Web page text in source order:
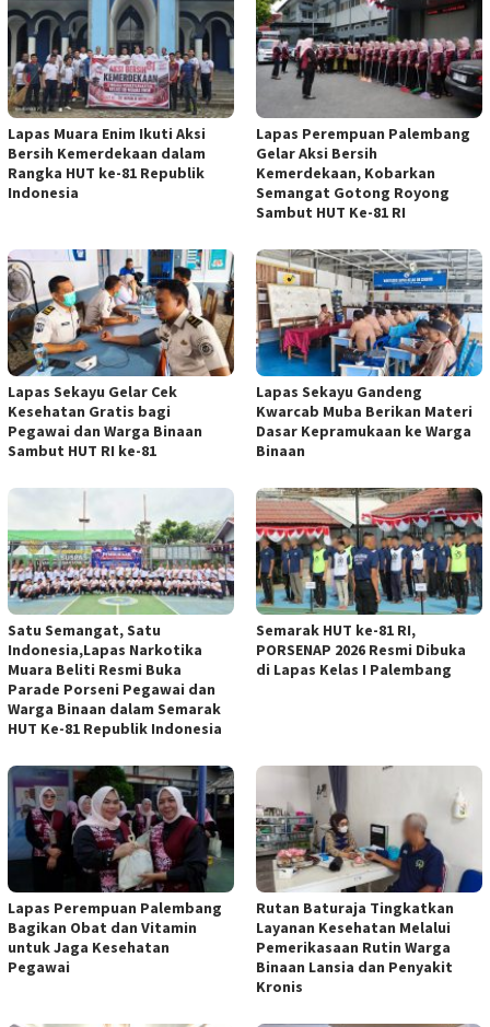
Lapas Muara Enim Ikuti Aksi
Bersih Kemerdekaan dalam
Rangka HUT ke-81 Republik
Indonesia
Lapas Perempuan Palembang
Gelar Aksi Bersih
Kemerdekaan, Kobarkan
Semangat Gotong Royong
Sambut HUT Ke-81 RI
Lapas Sekayu Gelar Cek
Kesehatan Gratis bagi
Pegawai dan Warga Binaan
Sambut HUT RI ke-81
Lapas Sekayu Gandeng
Kwarcab Muba Berikan Materi
Dasar Kepramukaan ke Warga
Binaan
Satu Semangat, Satu
Indonesia,Lapas Narkotika
Muara Beliti Resmi Buka
Parade Porseni Pegawai dan
Warga Binaan dalam Semarak
HUT Ke-81 Republik Indonesia
Semarak HUT ke-81 RI,
PORSENAP 2026 Resmi Dibuka
di Lapas Kelas I Palembang
Lapas Perempuan Palembang
Bagikan Obat dan Vitamin
untuk Jaga Kesehatan
Pegawai
Rutan Baturaja Tingkatkan
Layanan Kesehatan Melalui
Pemerikasaan Rutin Warga
Binaan Lansia dan Penyakit
Kronis